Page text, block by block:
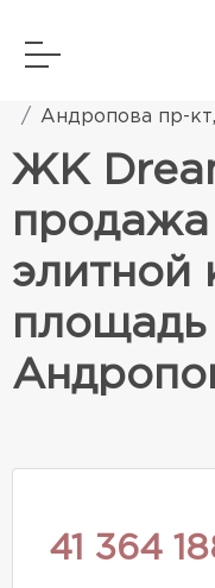
Элитная
Андропова пр-
ЖК
продажа
элитной
площадь
41 364